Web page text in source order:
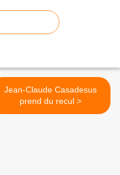
Jean-Claude Casadesus
prend du recul >